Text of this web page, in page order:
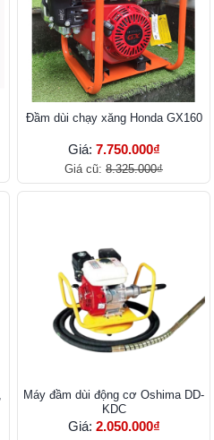
Đầm dùi chạy xăng Honda GX160
Giá: 7.750.000₫
Giá cũ: 8.325.000₫
Máy đầm dùi động cơ Oshima DD-
KDC
Giá: 2.050.000₫